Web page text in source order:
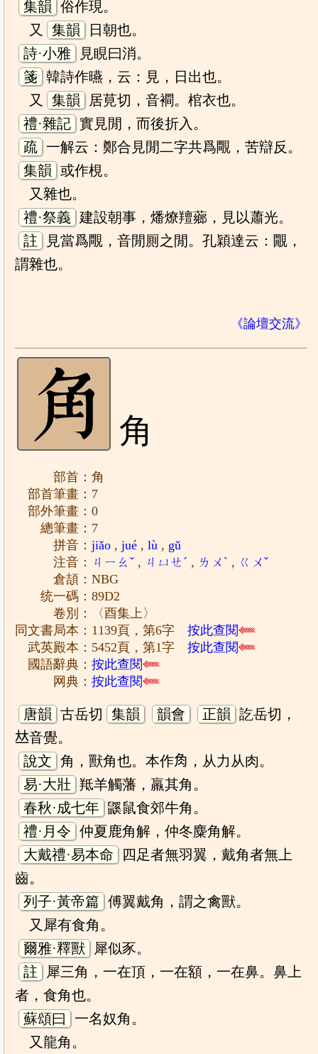
集韻 俗作現。
又
集韻
日朝也。
詩·小雅
見睍曰消。
箋 韓詩作曣，云：見，日出也。
又
集韻
居莧切，音襇。棺衣也。
禮·雜記 實見閒，而後折入。
疏 一解云：鄭合見閒二字共爲覸，苦辯反。
集韻 或作梘。
又雜也。
禮·祭義 建設朝事，燔燎羶薌，見以蕭光。
註
見當爲覸，音閒厠之閒。孔穎達云：覵，
謂雜也。
《論壇交流》
角
部首：角
部首筆畫：7
部外筆畫：0
總筆畫：7
拼音：jiǎo ,jué ,lù , gǔ
注音： ㄐㄧㄠˇ , ㄐㄩㄝˊ , ㄌㄨˋ , ㄍㄨˇ
倉頡：NBG
统一碼：89D2
卷別：〈酉集上〉
同文書局本：1139頁，第6字按此查閱
武英殿本：5452頁，第1字按此查閱
國語辭典：按此查閱
网典：按此查閱
唐韻 古岳切 集韻 韻會 正韻 訖岳切，
𠀤音覺。
說文 角，獸角也。本作𧢲，从力从肉。
易·大壯 羝羊觸藩，羸其角。
春秋·成七年 鼷鼠食郊牛角。
禮·月令 仲夏鹿角解，仲冬麋角解。
大戴禮·易本命
四足者無羽翼，戴角者無上
齒。
列子·黃帝篇 傅翼戴角，謂之禽獸。
又犀有食角。
爾雅·釋獸
犀似豕。
註
犀三角，一在頂，一在額，一在鼻。鼻上
者，食角也。
蘇頌曰
一名奴角。
又龍角。